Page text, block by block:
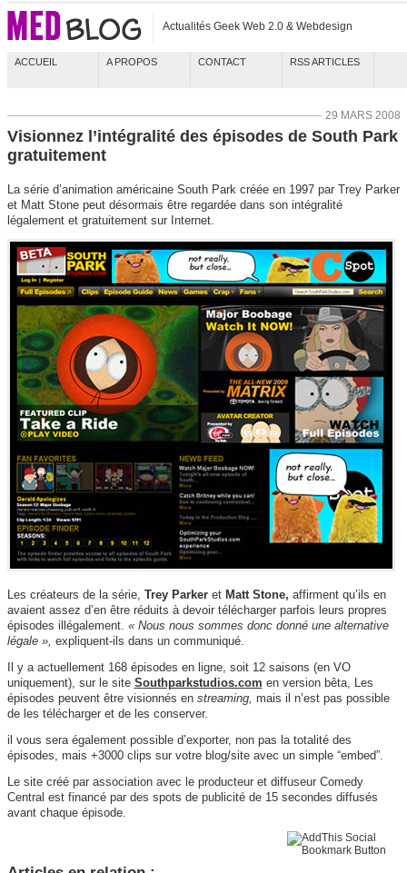
Actualités Geek Web 2.0 & Webdesign
ACCUEIL A PROPOS CONTACT RSS ARTICLES
29 MARS 2008
Visionnez l’intégralité des épisodes de South Park
gratuitement
La série d’animation américaine South Park créée en 1997 par Trey Parker
et Matt Stone peut désormais être regardée dans son intégralité
légalement et gratuitement sur Internet.
Les créateurs de la série, Trey ParkeretMatt Stone, affirment qu’ils en
avaient assez d’en être réduits à devoir télécharger parfois leurs propres
épisodes illégalement. « Nous nous sommes donc donné une alternative
légale », expliquent-ils dans un communiqué.
Il y a actuellement 168 épisodes en ligne, soit 12 saisons (en VO
uniquement), sur le site Southparkstudios.com en version bêta, Les
épisodes peuvent être visionnés en streaming, mais il n’est pas possible
de les télécharger et de les conserver.
il vous sera également possible d’exporter, non pas la totalité des
épisodes, mais +3000 clips sur votre blog/site avec un simple “embed”.
Le site créé par association avec le producteur et diffuseur Comedy
Central est financé par des spots de publicité de 15 secondes diffusés
avant chaque épisode.